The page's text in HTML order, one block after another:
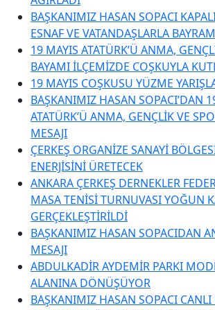
BAŞKANIMIZ HASAN SOPACI
ESNAF VE VATANDAŞLARLA
19 MAYIS ATATÜRK’Ü ANMA,
BAYAMI İLÇEMİZDE COŞKUYLA
19 MAYIS COŞKUSU YÜZME
BAŞKANIMIZ HASAN SOPACI’DAN
ATATÜRK’Ü ANMA, GENÇLİK VE
MESAJI
ÇERKEŞ ORGANİZE SANAYİ
ENERJİSİNİ ÜRETECEK
ANKARA ÇERKEŞ DERNEKLER
MASA TENİSİ TURNUVASI YOĞUN
GERÇEKLEŞTİRİLDİ
BAŞKANIMIZ HASAN SOPACIDAN
MESAJI
ABDULKADİR AYDEMİR PARKI
ALANINA DÖNÜŞÜYOR
BAŞKANIMIZ HASAN SOPACI CANLI